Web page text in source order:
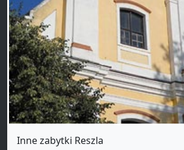
Inne zabytki Reszla